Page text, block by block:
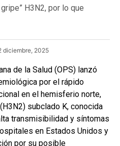
H3N2, por lo que
diciembre, 2025
de la Salud (OPS) lanzó
por el rápido
en el hemisferio norte,
subclado K, conocida
transmisibilidad y síntomas
en Estados Unidos y
por su posible